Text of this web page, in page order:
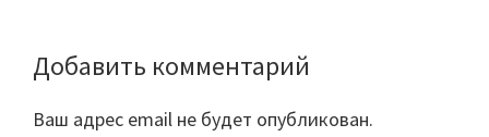
Reader
Interactions
Добавить комментарий
Ваш адрес email не будет опубликован.